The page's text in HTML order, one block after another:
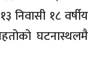
निवासी १८ वर्षीय
घटनास्थलमै